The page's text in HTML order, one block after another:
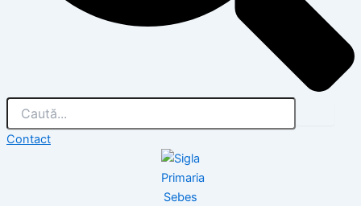
Contact